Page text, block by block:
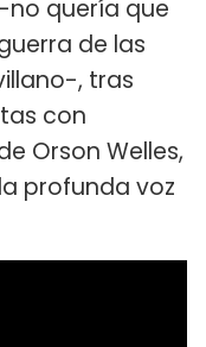
quería que
de las
, tras
con
Orson Welles,
profunda voz